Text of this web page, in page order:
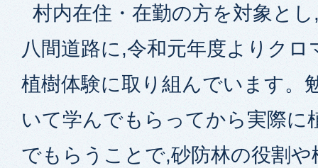
村内在住・在勤の方を対象と
八間道路に,令和元年度よりク
植樹体験に取り組んでいます。
いて学んでもらってから実際に
でもらうことで,砂防林の役割